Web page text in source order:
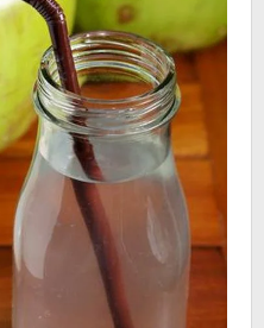
Dehidrasi
Diare